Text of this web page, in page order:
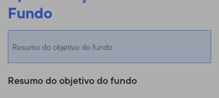
Fundo
Resumo do objetivo do fundo
Resumo do objetivo do fundo